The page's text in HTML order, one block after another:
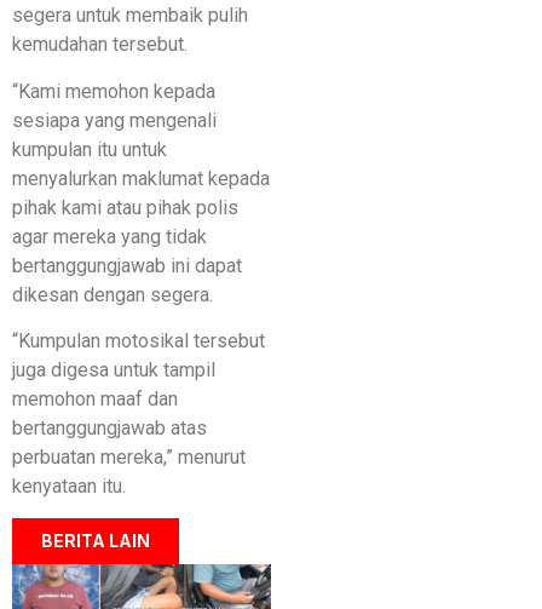
segera untuk membaik pulih
kemudahan tersebut.
“Kami memohon kepada
sesiapa yang mengenali
kumpulan itu untuk
menyalurkan maklumat kepada
pihak kami atau pihak polis
agar mereka yang tidak
bertanggungjawab ini dapat
dikesan dengan segera.
“Kumpulan motosikal tersebut
juga digesa untuk tampil
memohon maaf dan
bertanggungjawab atas
perbuatan mereka,” menurut
kenyataan itu.
BERITA LAIN